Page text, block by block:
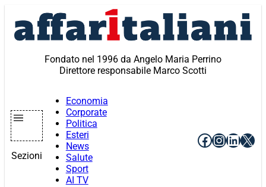
contenuto
Fondato nel 1996 da Angelo Maria Perrino
Direttore responsabile Marco Scotti
Sezioni
Economia
Corporate
Politica
Esteri
News
Salute
Sport
AI TV
Facebook
X